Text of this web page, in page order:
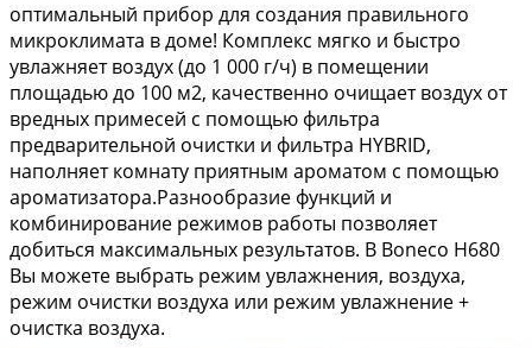
оптимальный прибор для создания правильного
микроклимата в доме! Комплекс мягко и быстро
увлажняет воздух (до 1 000 г/ч) в помещении
площадью до 100 м2, качественно очищает воздух от
вредных примесей с помощью фильтра
предварительной очистки и фильтра HYBRID,
наполняет комнату приятным ароматом с помощью
ароматизатора.Разнообразие функций и
комбинирование режимов работы позволяет
добиться максимальных результатов. В Boneco H680
Вы можете выбрать режим увлажнения, воздуха,
режим очистки воздуха или режим увлажнение +
очистка воздуха.